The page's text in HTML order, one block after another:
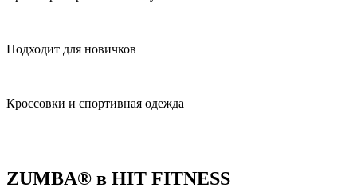
Подходит для новичков
Кроссовки и спортивная одежда
ZUMBA® в HIT FITNESS